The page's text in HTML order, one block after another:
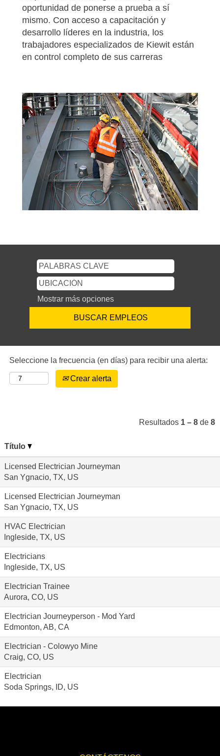
oportunidad de ponerse a prueba a sí
mismo. Con acceso a capacitación y
desarrollo líderes en la industria, los
trabajadores especializados de Kiewit están
en control completo de sus carreras
Mostrar más opciones
Seleccione la frecuencia (en días) para recibir una alerta:
Crear alerta
Resultados 1 – 8 de 8
Título
Licensed Electrician Journeyman
San Ygnacio, TX, US
Licensed Electrician Journeyman
San Ygnacio, TX, US
HVAC Electrician
Ingleside, TX, US
Electricians
Ingleside, TX, US
Electrician Trainee
Aurora, CO, US
Electrician Journeyperson - Mod Yard
Edmonton, AB, CA
Electrician - Colowyo Mine
Craig, CO, US
Electrician
Soda Springs, ID, US